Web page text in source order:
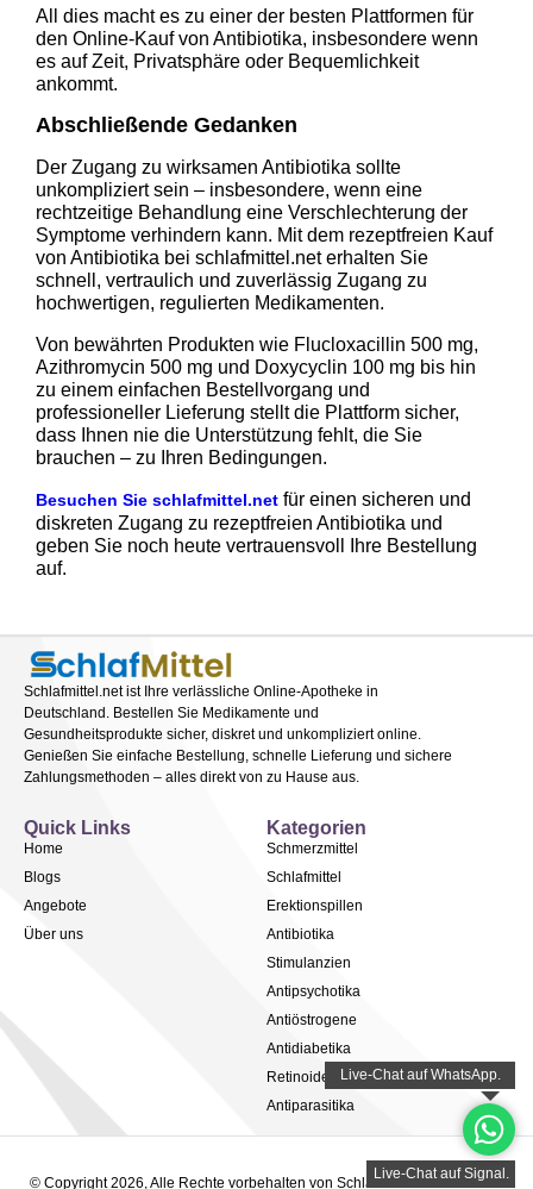
All dies macht es zu einer der besten Plattformen für
den Online-Kauf von Antibiotika, insbesondere wenn
es auf Zeit, Privatsphäre oder Bequemlichkeit
ankommt.
Abschließende Gedanken
Der Zugang zu wirksamen Antibiotika sollte
unkompliziert sein – insbesondere, wenn eine
rechtzeitige Behandlung eine Verschlechterung der
Symptome verhindern kann. Mit dem rezeptfreien Kauf
von Antibiotika bei schlafmittel.net erhalten Sie
schnell, vertraulich und zuverlässig Zugang zu
hochwertigen, regulierten Medikamenten.
Von bewährten Produkten wie Flucloxacillin 500 mg,
Azithromycin 500 mg und Doxycyclin 100 mg bis hin
zu einem einfachen Bestellvorgang und
professioneller Lieferung stellt die Plattform sicher,
dass Ihnen nie die Unterstützung fehlt, die Sie
brauchen – zu Ihren Bedingungen.
Besuchen Sie schlafmittel.net für einen sicheren und
diskreten Zugang zu rezeptfreien Antibiotika und
geben Sie noch heute vertrauensvoll Ihre Bestellung
auf.
Schlafmittel.net ist Ihre verlässliche Online-Apotheke in
Deutschland. Bestellen Sie Medikamente und
Gesundheitsprodukte sicher, diskret und unkompliziert online.
Genießen Sie einfache Bestellung, schnelle Lieferung und sichere
Zahlungsmethoden – alles direkt von zu Hause aus.
Kategorien
Schmerzmittel
Schlafmittel
Erektionspillen
Antibiotika
Stimulanzien
Antipsychotika
Antiöstrogene
Antidiabetika
Retinoide
Antiparasitika
Quick Links
Home
Blogs
Angebote
Über uns
© Copyright 2026, Alle Rechte vorbehalten von Schlafmittel.net